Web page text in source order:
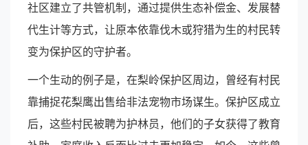
社区建立了共管机制，通过提供生态补偿金、发展替
代生计等方式，让原本依靠伐木或狩猎为生的村民转
变为保护区的守护者。
一个生动的例子是，在梨岭保护区周边，曾经有村民
靠捕捉花梨鹰出售给非法宠物市场谋生。保护区成立
后，这些村民被聘为护林员，他们的子女获得了教育